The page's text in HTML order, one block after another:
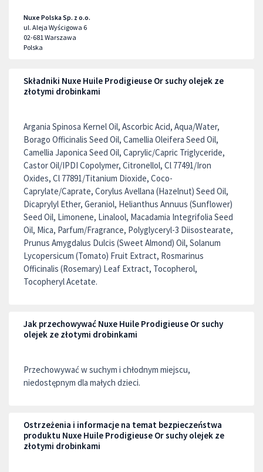
Nuxe Polska Sp. z o.o.
ul. Aleja Wyścigowa 6
02-681Warszawa
Polska
Składniki Nuxe Huile Prodigieuse Or suchy olejek ze
złotymi drobinkami
Argania Spinosa Kernel Oil, Ascorbic Acid, Aqua/Water,
Borago Officinalis Seed Oil, Camellia Oleifera Seed Oil,
Camellia Japonica Seed Oil, Caprylic/Capric Triglyceride,
Castor Oil/IPDI Copolymer, Citronellol, Cl 77491/Iron
Oxides, Cl 77891/Titanium Dioxide, Coco-
Caprylate/Caprate, Corylus Avellana (Hazelnut) Seed Oil,
Dicaprylyl Ether, Geraniol, Helianthus Annuus (Sunflower)
Seed Oil, Limonene, Linalool, Macadamia Integrifolia Seed
Oil, Mica, Parfum/Fragrance, Polyglyceryl-3 Diisostearate,
Prunus Amygdalus Dulcis (Sweet Almond) Oil, Solanum
Lycopersicum (Tomato) Fruit Extract, Rosmarinus
Officinalis (Rosemary) Leaf Extract, Tocopherol,
Tocopheryl Acetate.
Jak przechowywać Nuxe Huile Prodigieuse Or suchy
olejek ze złotymi drobinkami
Przechowywać w suchym i chłodnym miejscu,
niedostępnym dla małych dzieci.
Ostrzeżenia i informacje na temat bezpieczeństwa
produktu Nuxe Huile Prodigieuse Or suchy olejek ze
złotymi drobinkami